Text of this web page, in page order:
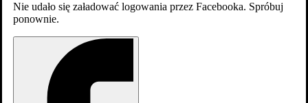
Irena Jarocka Andrzej Kopiczyński
Nie udało się załadować logowania przez Facebooka. Spróbuj
ponownie.